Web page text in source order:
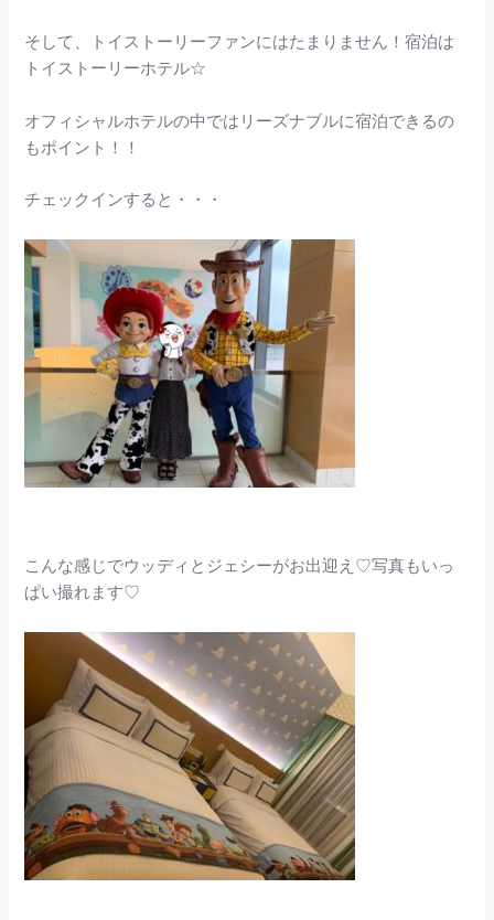
そして、トイストーリーファンにはたまりません！宿泊は
トイストーリーホテル☆
オフィシャルホテルの中ではリーズナブルに宿泊できるの
もポイント！！
チェックインすると・・・
こんな感じでウッディとジェシーがお出迎え♡写真もいっ
ぱい撮れます♡